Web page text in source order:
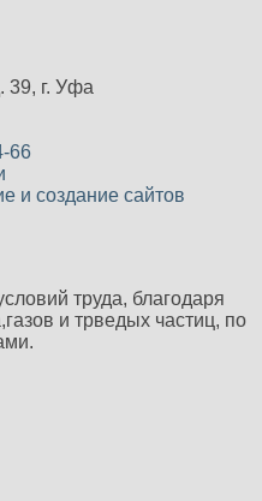
39, г. Уфа
66
труда, благодаря
и трведых частиц, по